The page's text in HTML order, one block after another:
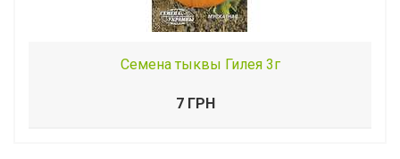
Семена тыквы Гилея 3г
7 ГРН